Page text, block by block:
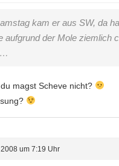
kam er aus SW, da
aufgrund der Mole ziemlich
magst Scheve nicht?
um 7:19 Uhr